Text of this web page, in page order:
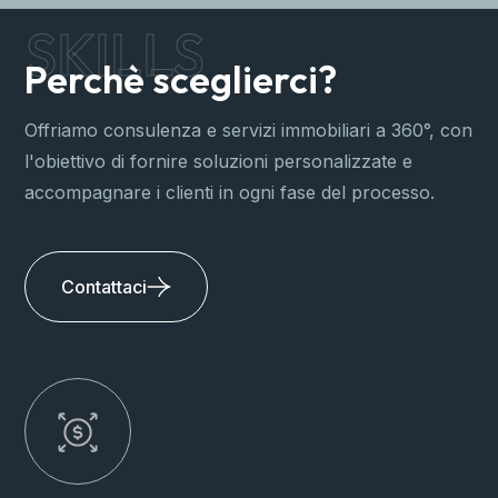
SKILLS
Perchè sceglierci?
Offriamo consulenza e servizi immobiliari a 360°, con
l'obiettivo di fornire soluzioni personalizzate e
accompagnare i clienti in ogni fase del processo.
Contattaci